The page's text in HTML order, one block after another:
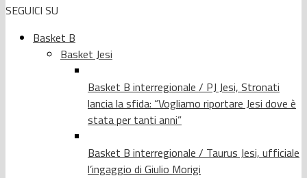
SEGUICI SU
Basket B
Basket Jesi
Basket B interregionale / PJ Jesi, Stronati
lancia la sfida: “Vogliamo riportare Jesi dove è
stata per tanti anni”
Basket B interregionale / Taurus Jesi, ufficiale
l’ingaggio di Giulio Morigi